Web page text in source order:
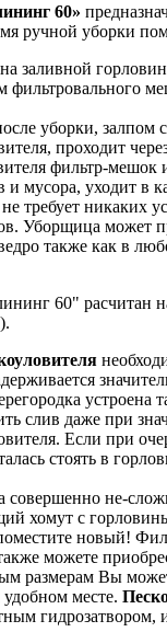
60»
ручной уборки
заливной
уборки, залпом
проходит
фильтр-мешок
и мусора, уходит в
требует никаких
Уборщица может
также как в
60" расчитан
устроена
слив даже при
Если при
стоять в
совершенно не-
хомут с
новый!
можете
размерам Вы
месте.